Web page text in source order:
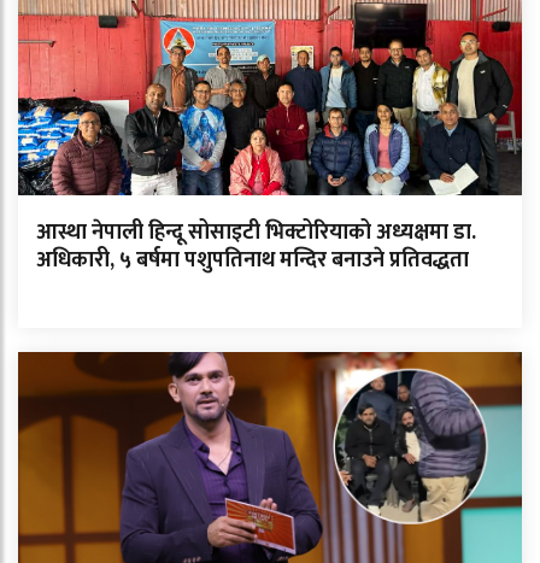
आस्था नेपाली हिन्दू सोसाइटी भिक्टोरियाको अध्यक्षमा डा.
अधिकारी, ५ बर्षमा पशुपतिनाथ मन्दिर बनाउने प्रतिवद्धता